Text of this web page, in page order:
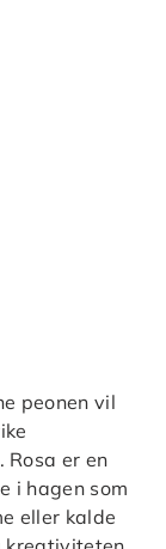
peonen vil
er en
i hagen som
eller kalde